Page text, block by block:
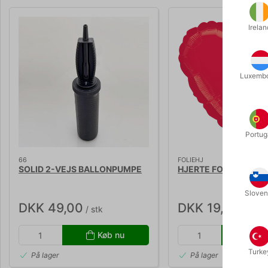
66
SOLID 2-VEJS BALLONPUMPE
DKK 49,00 / stk
Køb nu
På lager
FOLIEHJ
HJERTE FOLIE
DKK 19,00
På lager